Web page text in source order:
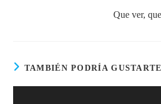
Que ver,
TAMBIÉN PODRÍA GUSTARTE